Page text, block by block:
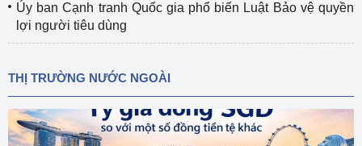
Ủy ban Cạnh tranh Quốc gia phổ biến Luật Bảo vệ quyền
lợi người tiêu dùng
THỊ TRƯỜNG NƯỚC NGOÀI